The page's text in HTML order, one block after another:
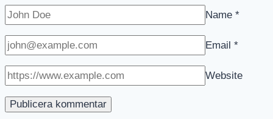
Name *
Email *
Website